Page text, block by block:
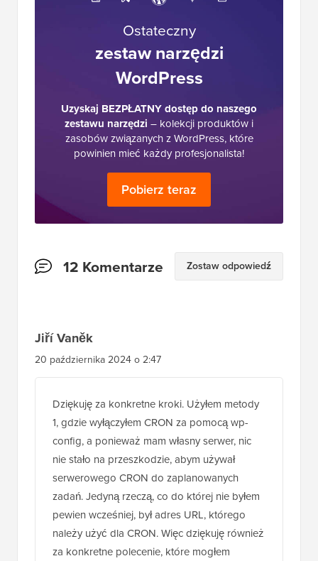
Ostateczny
zestaw narzędzi
WordPress
Uzyskaj BEZPŁATNY dostęp do naszego
zestawu narzędzi – kolekcji produktów i
zasobów związanych z WordPress, które
powinien mieć każdy profesjonalista!
Pobierz teraz
Interakcje
12 Komentarze Zostaw odpowiedź
Jiří Vaněk
20 października 2024 o 2:47
Dziękuję za konkretne kroki. Użyłem metody
1, gdzie wyłączyłem CRON za pomocą wp-
config, a ponieważ mam własny serwer, nic
nie stało na przeszkodzie, abym używał
serwerowego CRON do zaplanowanych
zadań. Jedyną rzeczą, co do której nie byłem
pewien wcześniej, był adres URL, którego
należy użyć dla CRON. Więc dziękuję również
za konkretne polecenie, które mogłem